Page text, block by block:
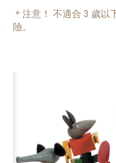
＊注意！ 不適合 3 歲
險。